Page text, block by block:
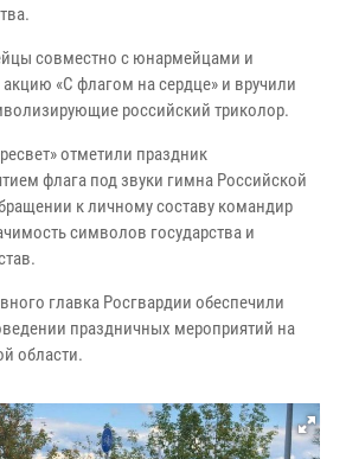
совместно с юнармейцами и
«С флагом на сердце» и вручили
российский триколор.
отметили праздник
флага под звуки гимна Российской
к личному составу командир
символов государства и
главка Росгвардии обеспечили
праздничных мероприятий на
области.